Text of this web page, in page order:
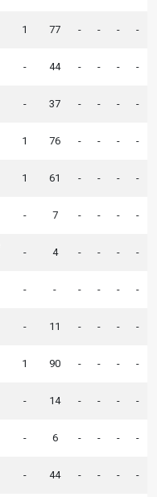
1 77 - - - -
- 44 - - - -
- 37 - - - -
1 76 - - - -
1 61 - - - -
- 7 - - - -
- 4 - - - -
- - - - - -
- 11 - - - -
1 90 - - - -
- 14 - - - -
- 6 - - - -
- 44 - - - -